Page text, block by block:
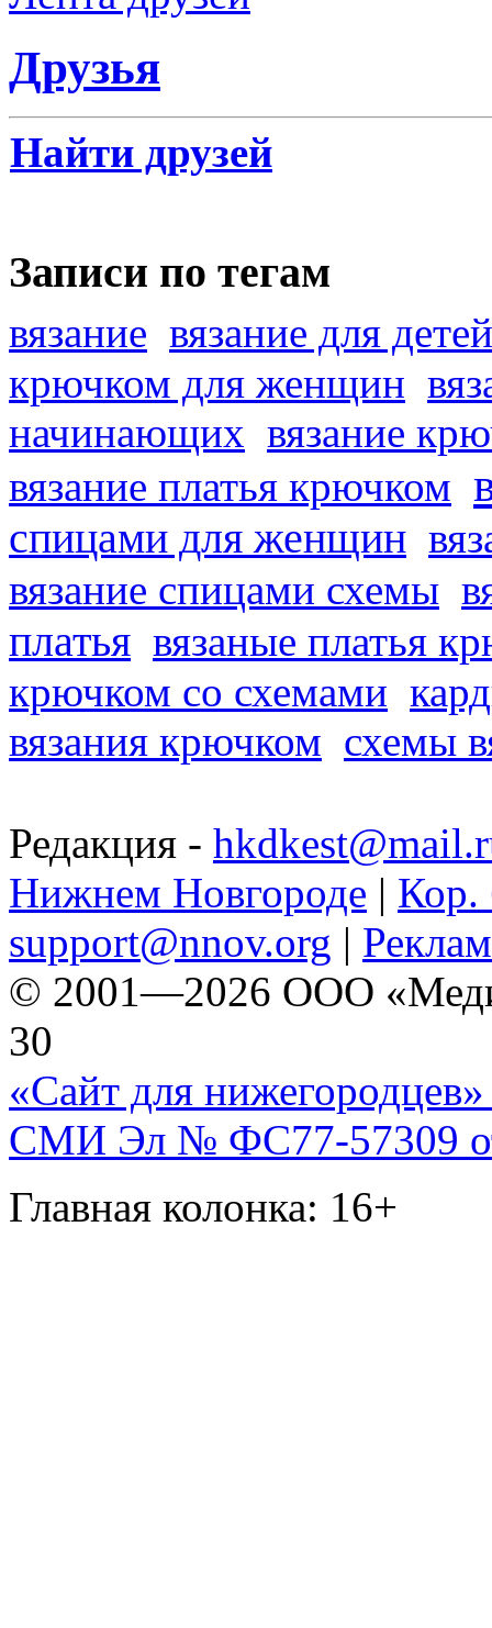
Друзья
Найти друзей
Записи по тегам
вязание вязание для детей
крючком для женщин
начинающих вязание
вязание платья крючком
спицами для женщин
вязание спицами схемы
платья вязаные платья
крючком со схемами
вязания крючком схемы
Редакция -
Нижнем Новгороде | Кор.
support@nnov.org |
© 2001—2026 ООО
30
«Сайт для нижегородцев»
СМИ Эл № ФС77-57309
Главная колонка: 16+